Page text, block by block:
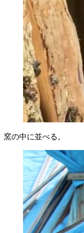
窯の中に並べる。